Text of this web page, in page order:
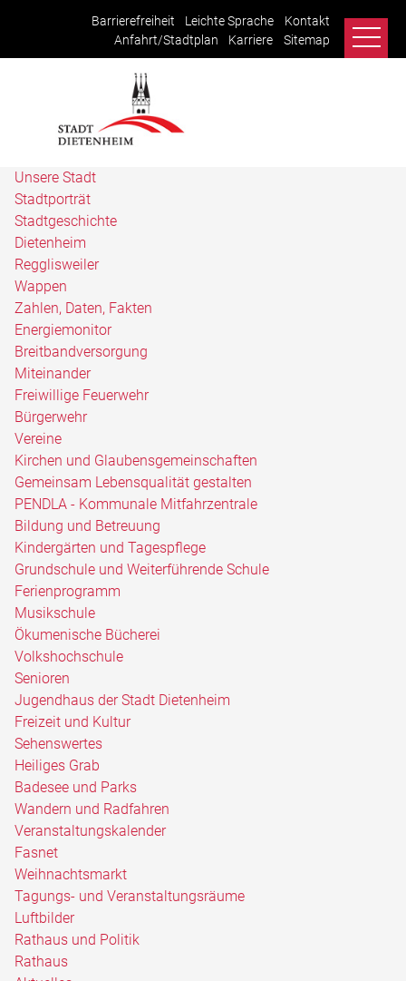
Barrierefreiheit Leichte Sprache
Kontakt
Anfahrt/Stadtplan
Karriere Sitemap
Unsere Stadt
Stadtporträt
Stadtgeschichte
Dietenheim
Regglisweiler
Wappen
Zahlen, Daten, Fakten
Energiemonitor
Breitbandversorgung
Miteinander
Freiwillige Feuerwehr
Bürgerwehr
Vereine
Kirchen und Glaubensgemeinschaften
Gemeinsam Lebensqualität gestalten
PENDLA - Kommunale Mitfahrzentrale
Bildung und Betreuung
Kindergärten und Tagespflege
Grundschule und Weiterführende Schule
Ferienprogramm
Musikschule
Ökumenische Bücherei
Volkshochschule
Senioren
Jugendhaus der Stadt Dietenheim
Freizeit und Kultur
Sehenswertes
Heiliges Grab
Badesee und Parks
Wandern und Radfahren
Veranstaltungskalender
Fasnet
Weihnachtsmarkt
Tagungs- und Veranstaltungsräume
Luftbilder
Rathaus und Politik
Rathaus